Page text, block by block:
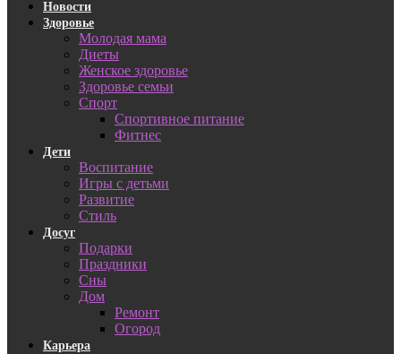
Новости
Здоровье
Молодая мама
Диеты
Женское здоровье
Здоровье семьи
Спорт
Спортивное питание
Фитнес
Дети
Воспитание
Игры с детьми
Развитие
Стиль
Досуг
Подарки
Праздники
Сны
Дом
Ремонт
Огород
Карьера